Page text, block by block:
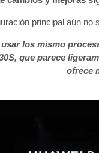
principal aún no
usar los mismo
que parece
ofrece